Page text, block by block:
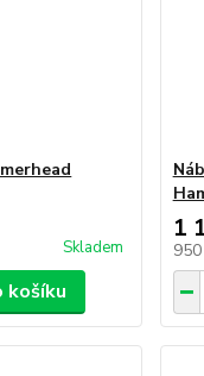
Skladem
košíku
1